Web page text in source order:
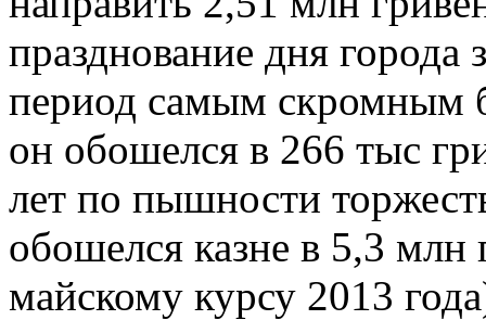
празднование дня города
период самым скромным
он обошелся в 266 тыс
лет по пышности
обошелся казне в 5,3 млн
майскому курсу 2013